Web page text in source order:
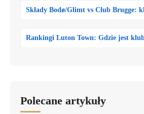
Składy Bodø/Glimt vs Club Brugge:
Rankingi Luton Town: Gdzie jest
Polecane artykuły